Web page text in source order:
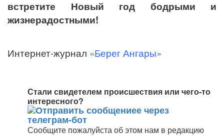
встретите Новый год бодрыми и
жизнерадостными!
Интернет-журнал «Берег Ангары»
Стали свидетелем происшествия или чего-то
интересного?
Сообщите пожалуйста об этом нам в редакцию